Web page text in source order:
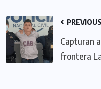
PREVIOUS
Capturan
frontera